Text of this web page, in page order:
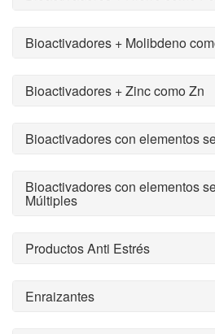
Bioactivadores + Molibdeno
Bioactivadores + Zinc como Zn
Bioactivadores con elementos
Bioactivadores con elementos
Múltiples
Productos Anti Estrés
Enraizantes